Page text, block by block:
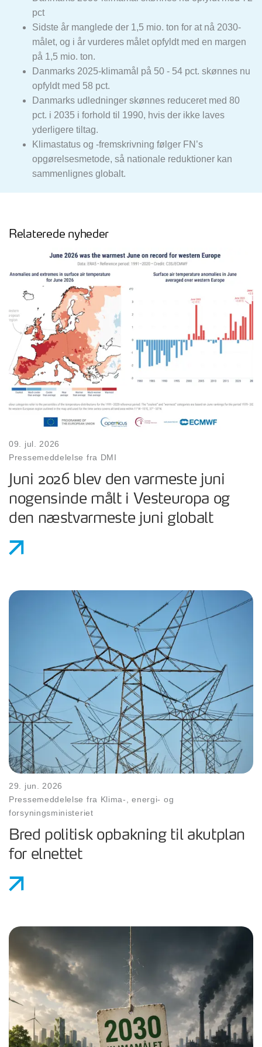
pct
Sidste år manglede der 1,5 mio. ton for at nå 2030-
målet, og i år vurderes målet opfyldt med en margen
på 1,5 mio. ton.
Danmarks 2025-klimamål på 50 - 54 pct. skønnes nu
opfyldt med 58 pct.
Danmarks udledninger skønnes reduceret med 80
pct. i 2035 i forhold til 1990, hvis der ikke laves
yderligere tiltag.
Klimastatus og -fremskrivning følger FN’s
opgørelsesmetode, så nationale reduktioner kan
sammenlignes globalt.
Relaterede nyheder
09. jul. 2026
Pressemeddelelse fra DMI
Juni 2026 blev den varmeste juni
nogensinde målt i Vesteuropa og
den næstvarmeste juni globalt
29. jun. 2026
Pressemeddelelse fra Klima-, energi- og
forsyningsministeriet
Bred politisk opbakning til akutplan
for elnettet